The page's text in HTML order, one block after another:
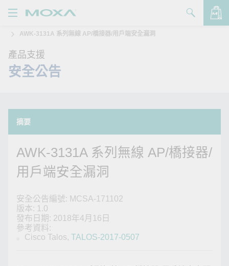
品
決方案
買
絡我們
Zone
Moxa
AWK-3131A 系列無線 AP/橋接器/用戶端安全漏洞
產品支援
安全公告
摘要
AWK-3131A 系列無線 AP/橋接器/
用戶端安全漏洞
安全公告編號: MCSA-171102
版本: 1.0
發布日期: 2018年4月16日
參考資料:
Cisco Talos,TALOS-2017-0507
查看詢價明細